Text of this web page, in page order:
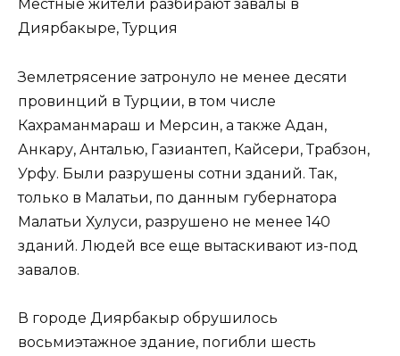
Местные жители разбирают завалы в
Диярбакыре, Турция
Землетрясение затронуло не менее десяти
провинций в Турции, в том числе
Кахраманмараш и Мерсин, а также Адан,
Анкару, Анталью, Газиантеп, Кайсери, Трабзон,
Урфу. Были разрушены сотни зданий. Так,
только в Малатьи, по данным губернатора
Малатьи Хулуси, разрушено не менее 140
зданий. Людей все еще вытаскивают из-под
завалов.
В городе Диярбакыр обрушилось
восьмиэтажное здание, погибли шесть